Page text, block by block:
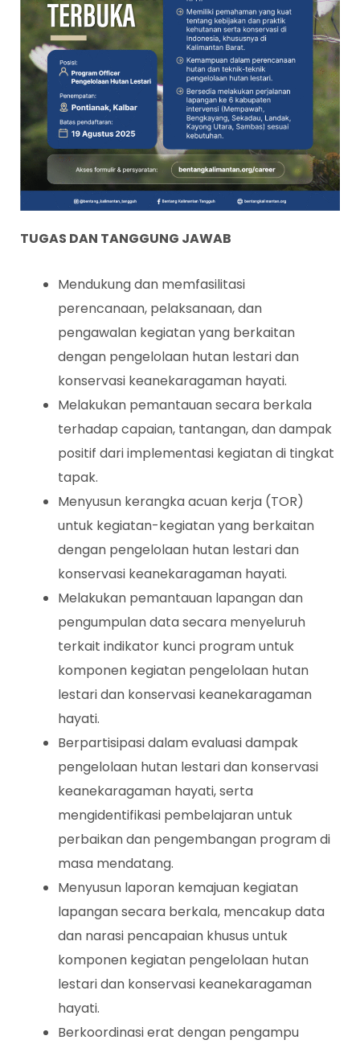
TUGAS DAN TANGGUNG JAWAB
Mendukung dan memfasilitasi
perencanaan, pelaksanaan, dan
pengawalan kegiatan yang berkaitan
dengan pengelolaan hutan lestari dan
konservasi keanekaragaman hayati.
Melakukan pemantauan secara berkala
terhadap capaian, tantangan, dan dampak
positif dari implementasi kegiatan di tingkat
tapak.
Menyusun kerangka acuan kerja (TOR)
untuk kegiatan-kegiatan yang berkaitan
dengan pengelolaan hutan lestari dan
konservasi keanekaragaman hayati.
Melakukan pemantauan lapangan dan
pengumpulan data secara menyeluruh
terkait indikator kunci program untuk
komponen kegiatan pengelolaan hutan
lestari dan konservasi keanekaragaman
hayati.
Berpartisipasi dalam evaluasi dampak
pengelolaan hutan lestari dan konservasi
keanekaragaman hayati, serta
mengidentifikasi pembelajaran untuk
perbaikan dan pengembangan program di
masa mendatang.
Menyusun laporan kemajuan kegiatan
lapangan secara berkala, mencakup data
dan narasi pencapaian khusus untuk
komponen kegiatan pengelolaan hutan
lestari dan konservasi keanekaragaman
hayati.
Berkoordinasi erat dengan pengampu